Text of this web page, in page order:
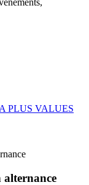
PLUS VALUES